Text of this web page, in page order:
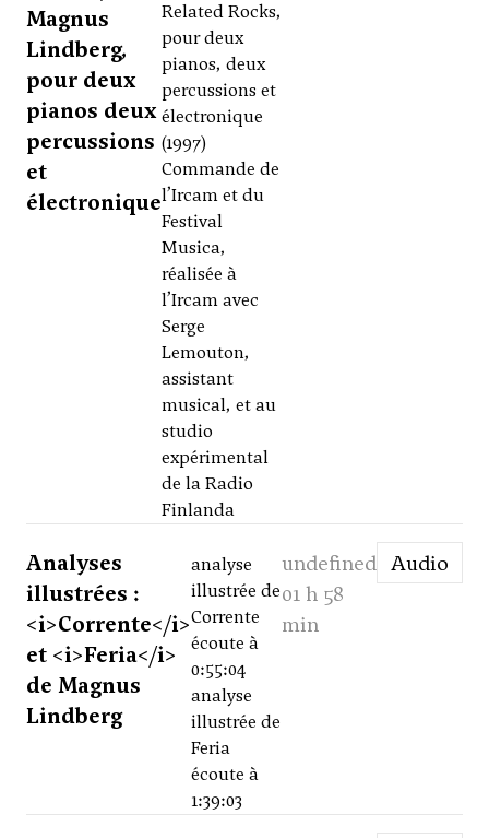
Magnus
Lindberg,
pour deux
pianos deux
percussions
et
électronique
Related Rocks,
pour deux
pianos, deux
percussions et
électronique
(1997)
Commande de
l’Ircam et du
Festival
Musica,
réalisée à
l’Ircam avec
Serge
Lemouton,
assistant
musical, et au
studio
expérimental
de la Radio
Finlanda
Analyses
illustrées :
<i>Corrente</i>
et <i>Feria</i>
de Magnus
Lindberg
analyse
illustrée de
Corrente
écoute à
0:55:04
analyse
illustrée de
Feria
écoute à
1:39:03
undefined
01 h 58
min
Audio